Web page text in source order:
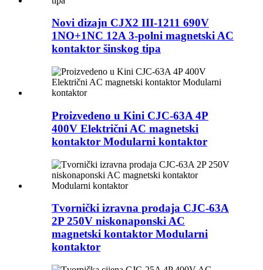
Novi dizajn CJX2 III-1211 690V
1NO+1NC 12A 3-polni magnetski AC
kontaktor šinskog tipa
Proizvedeno u Kini CJC-63A 4P
400V Električni AC magnetski
kontaktor Modularni kontaktor
Tvornički izravna prodaja CJC-63A
2P 250V niskonaponski AC
magnetski kontaktor Modularni
kontaktor